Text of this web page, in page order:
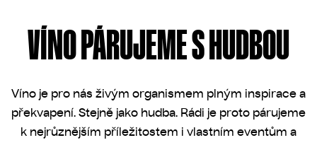
VÍNO PÁRUJEME S HUDBOU
Víno je pro nás živým organismem plným inspirace a
překvapení. Stejně jako hudba. Rádi je proto párujeme
k nejrůznějším příležitostem i vlastním eventům a